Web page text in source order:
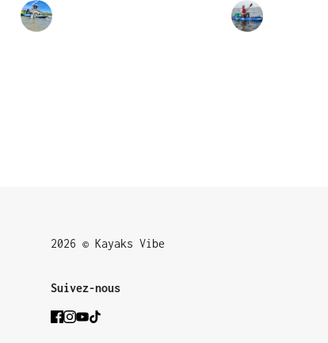
2026 © Kayaks Vibe
Suivez-nous